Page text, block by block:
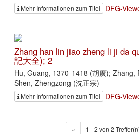
Mehr Informationen zum Titel DFG-
Zhang han lin jiao zheng li ji da
記大全); 2
Hu, Guang, 1370-1418 (胡廣); Zhang,
Shen, Zhengzong (沈正宗)
Mehr Informationen zum Titel DFG-
« 1 - 2 von 2